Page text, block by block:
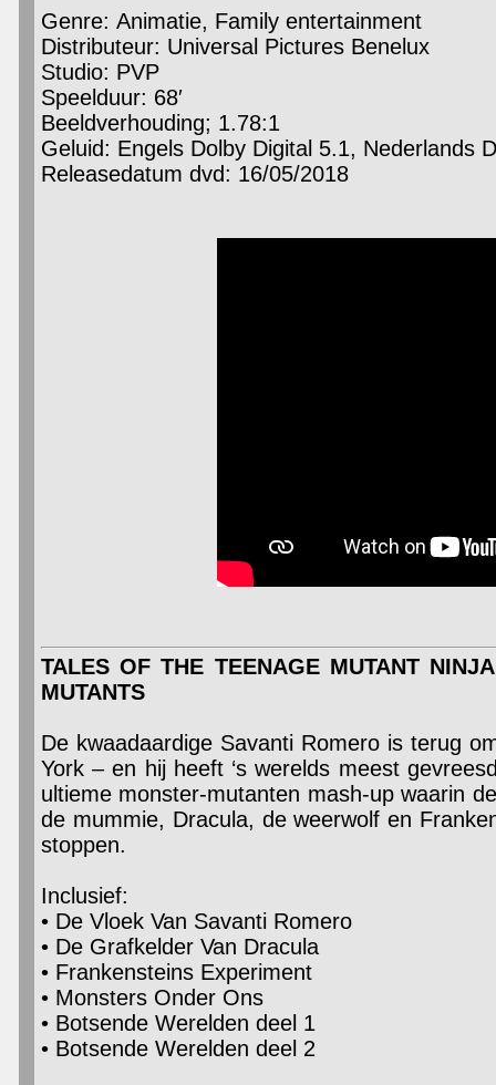
Genre: Animatie, Family entertainment
Distributeur: Universal Pictures Benelux
Studio: PVP
Speelduur: 68′
Beeldverhouding; 1.78:1
Geluid: Engels Dolby Digital 5.1, Nederlands
Releasedatum dvd: 16/05/2018
TALES OF THE TEENAGE MUTANT
MUTANTS
De kwaadaardige Savanti Romero is terug
York – en hij heeft ‘s werelds meest
ultieme monster-mutanten mash-up waarin
de mummie, Dracula, de weerwolf en
stoppen.
Inclusief:
• De Vloek Van Savanti Romero
• De Grafkelder Van Dracula
• Frankensteins Experiment
• Monsters Onder Ons
• Botsende Werelden deel 1
• Botsende Werelden deel 2